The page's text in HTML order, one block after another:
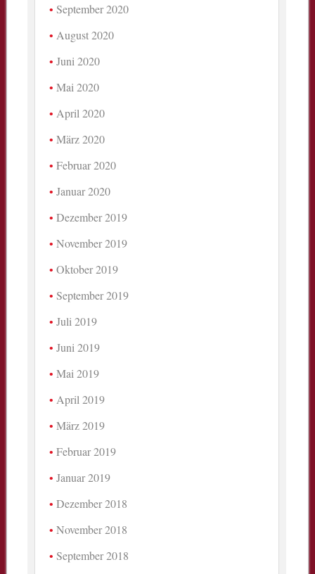
September 2020
August 2020
Juni 2020
Mai 2020
April 2020
März 2020
Februar 2020
Januar 2020
Dezember 2019
November 2019
Oktober 2019
September 2019
Juli 2019
Juni 2019
Mai 2019
April 2019
März 2019
Februar 2019
Januar 2019
Dezember 2018
November 2018
September 2018